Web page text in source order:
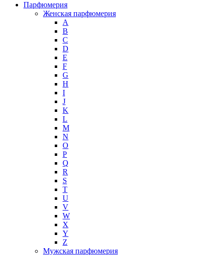
Парфюмерия
Женская парфюмерия
A
B
C
D
E
F
G
H
I
J
K
L
M
N
O
P
Q
R
S
T
U
V
W
X
Y
Z
Мужская парфюмерия